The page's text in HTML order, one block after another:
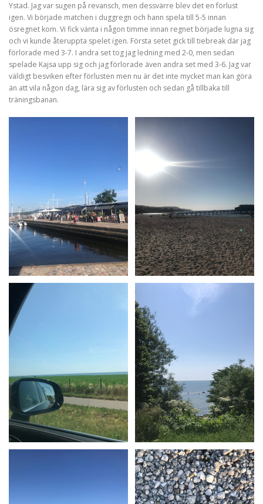
Ystad. Jag var sugen på revansch, men dessvärre blev det en förlust
igen. Vi började matchen i duggregn och hann spela till 5-5 innan
ösregnet kom. Vi fick vänta i någon timme innan regnet började lugna sig
och vi kunde återuppta spelet igen. Första setet gick till tiebreak där jag
förlorade med 3-7. I andra set tog jag ledning med 2-0, men sedan
spelade Kajsa upp sig och jag förlorade även andra set med 3-6. Jag var
väldigt besviken efter förlusten men nu är det inte mycket man kan göra
än att vila någon dag, lära sig av förlusten och sedan gå tillbaka till
träningsbanan.